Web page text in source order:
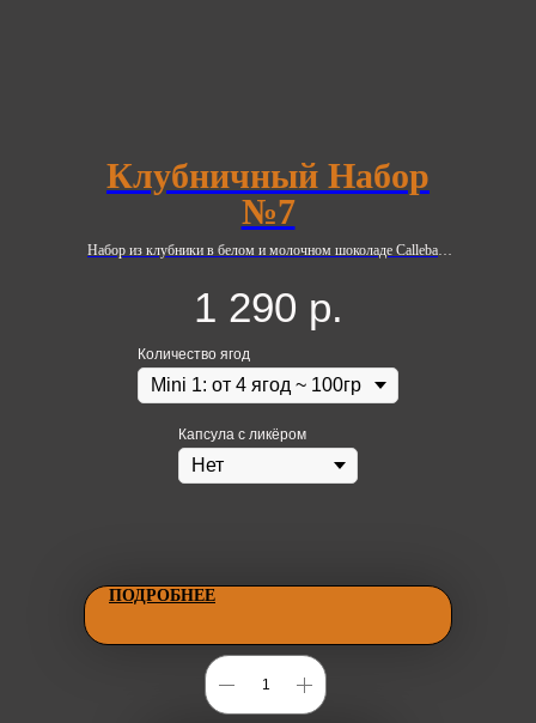
Клубничный Набор
№7
Набор из клубники в белом и молочном шоколаде Callebaut
1 290 р.
Количество ягод
Капсула с ликёром
ПОДРОБНЕЕ